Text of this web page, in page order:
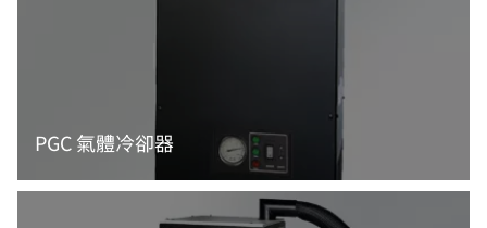
PGC 氣體冷卻器